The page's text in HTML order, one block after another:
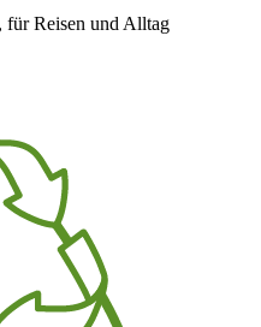
für Reisen und Alltag